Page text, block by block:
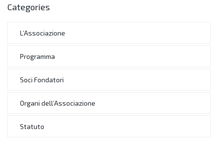
Categories
L’Associazione
Programma
Soci Fondatori
Organi dell’Associazione
Statuto